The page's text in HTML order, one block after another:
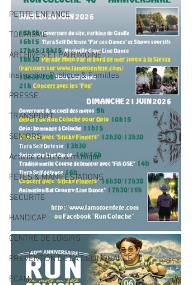
PETITE ENFANCE
TOURISME
ARCHIVES ET PATRIMOINE
Instruction Publique & Familles
PRESSE
TRANSPORT
SENIORS
Activité culture & musique
FETES & MANIFESTATIONS
SECURITE
HANDICAP
CENTRE DE LOISIRS
PREVENTION DE LA DELINQUANCE
ECAM